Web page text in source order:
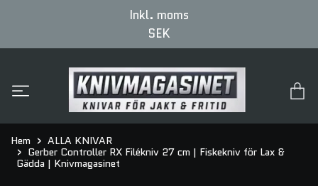
Inkl. moms
SEK
Hem
ALLA KNIVAR
Gerber Controller RX Filékniv 27 cm | Fiskekniv för Lax &
Gädda | Knivmagasinet